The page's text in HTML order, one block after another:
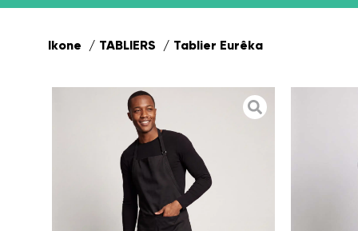
Ikone TABLIERS Tablier Eurêka